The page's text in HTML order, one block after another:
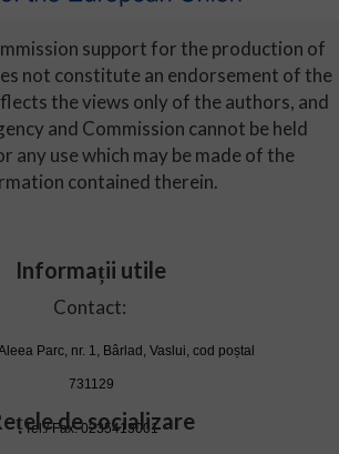
support for the production of
not constitute an endorsement of the
the views only of the authors, and
and Commission cannot be held
any use which may be made of the
contained therein.
de socializare
Informații utile
Contact:
Parc, nr. 1, Bârlad, Vaslui, cod poștal
731129
Tel./ Fax. 0235413001